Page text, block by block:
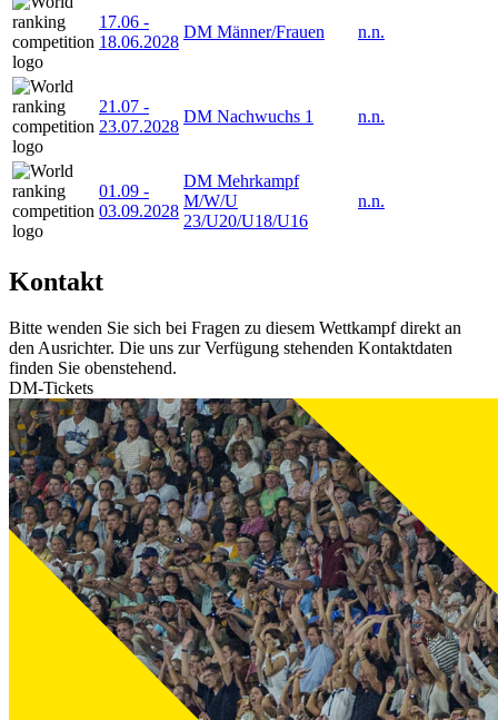
17.06 -
18.06.2028
DM Männer/Frauen n.n.
21.07 -
23.07.2028
DM Nachwuchs 1 n.n.
01.09 -
03.09.2028
DM Mehrkampf
M/W/U
23/U20/U18/U16
n.n.
Kontakt
Bitte wenden Sie sich bei Fragen zu diesem Wettkampf direkt an
den Ausrichter. Die uns zur Verfügung stehenden Kontaktdaten
finden Sie obenstehend.
DM-Tickets